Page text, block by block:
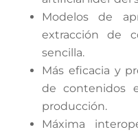
Modelos de
extracción de
sencilla.
Más eficacia y
de contenidos
producción.
Máxima